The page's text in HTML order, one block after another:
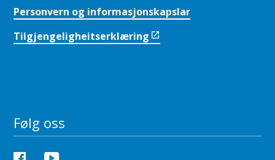
Personvern og informasjonskapslar
Tilgjengeligheitserklæring
Følg oss
Facebook